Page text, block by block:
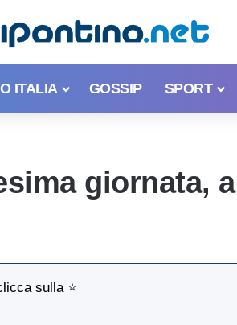
ITALIA GOSSIP SPORT
giornata, al
sulla ⭐